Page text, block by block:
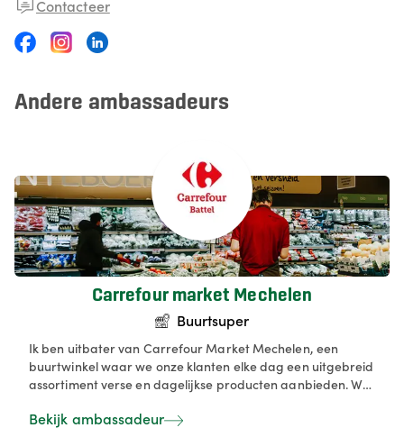
Contacteer
Andere ambassadeurs
Carrefour market Mechelen
Buurtsuper
Ik ben uitbater van Carrefour Market Mechelen, een
buurtwinkel waar we onze klanten elke dag een uitgebreid
assortiment verse en dagelijkse producten aanbieden. We
kwaliteitsproducten, handige services en een vriendelijk
Bekijk ambassadeur